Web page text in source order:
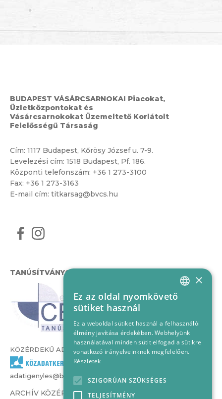
BUDAPEST VÁSÁRCSARNOKAI Piacokat,
Üzletközpontokat és
Vásárcsarnokokat Üzemeltető Korlátolt
Felelősségű Társaság
Cím: 1117 Budapest, Kőrösy József u. 7-9.
Levelezési cím: 1518 Budapest, Pf. 186.
Központi telefonszám: +36 1 273-3100
Fax: +36 1 273-3163
E-mail cím: titkarsag@bvcs.hu
TANÚSÍTVÁNYOK
KÖZÉRDEKŰ ADATOK
adatigenyles@bvcs.hu
ARCHÍV KÖZÉRDEKŰ ADATOK –
HUNGARIAN
×
Ez az oldal nyomkövető
sütiket használ
Ez a weboldal sütiket használ a felhasználói
élmény javítása érdekében. Webhelyünk
használatával minden sütit elfogad a sütikre
vonatkozó irányelveinknek megfelelően.
Részletek
SZIGORÚAN SZÜKSÉGES
TELJESÍTMÉNY